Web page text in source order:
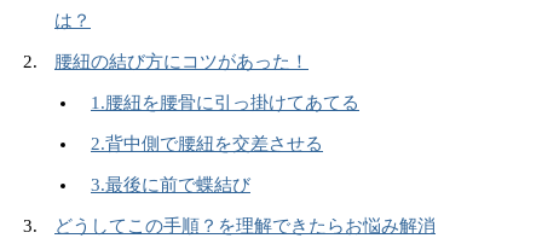
は？
腰紐の結び方にコツがあった！
1.腰紐を腰骨に引っ掛けてあてる
2.背中側で腰紐を交差させる
3.最後に前で蝶結び
どうしてこの手順？を理解できたらお悩み解消